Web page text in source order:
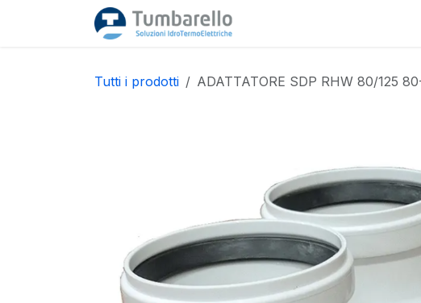
Passa al contenuto
Tutti i prodotti ADATTATORE SDP RHW 80/125